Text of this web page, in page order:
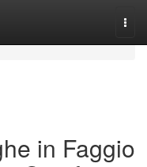
in Faggio